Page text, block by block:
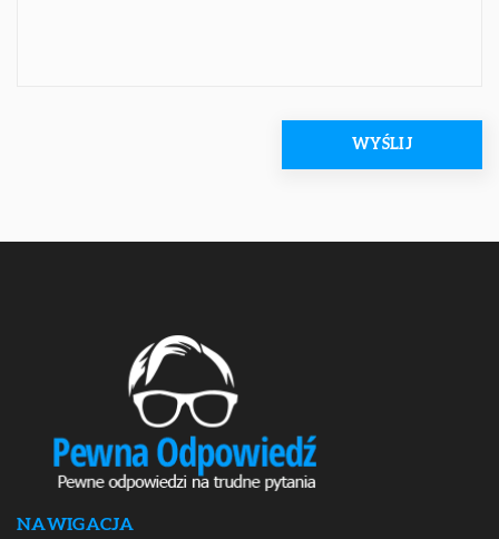
NAWIGACJA